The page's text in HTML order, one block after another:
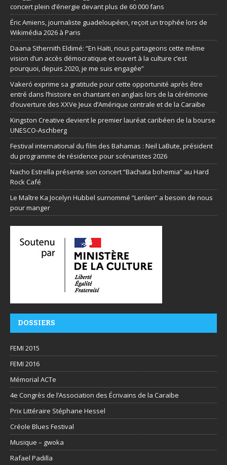
concert plein d’énergie devant plus de 60 000 fans
Éric Amiens, journaliste guadeloupéen, reçoit un trophée lors de
Wikimédia 2026 à Paris
Daana Sthernith Eldimé: “En Haïti, nous partageons cette même
vision d’un accès démocratique et ouvert à la culture c’est
pourquoi, depuis 2020, je me suis engagée”
Vakeró exprime sa gratitude pour cette opportunité après être
entré dans l’histoire en chantant en anglais lors de la cérémonie
d’ouverture des XXVe Jeux d’Amérique centrale et de la Caraïbe
Kingston Creative devient le premier lauréat caribéen de la bourse
UNESCO-Aschberg
Festival international du film des Bahamas : Neil LaBute, président
du programme de résidence pour scénaristes 2026
Nacho Estrella présente son concert “Bachata bohemia” au Hard
Rock Café
Le Maître Ka Jocelyn Hubbel surnommé “Lenlen” a besoin de nous
pour manger
DOSSIERS
FEMI 2015
FEMI 2016
Mémorial ACTe
4e Congrès de l’Association des Écrivains de la Caraïbe
Prix Littéraire Stéphane Hessel
Créole Blues Festival
Musique – gwoka
Rafael Padilla